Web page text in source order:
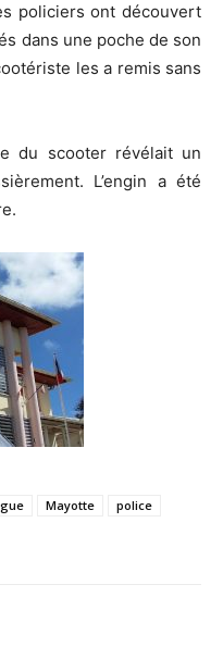
policiers ont découvert
dans une poche de son
les a remis sans
du scooter révélait un
L’engin a été
Mayotte
police